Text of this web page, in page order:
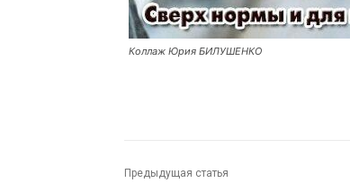
Коллаж Юрия БИЛУШЕНКО
Предыдущая статья